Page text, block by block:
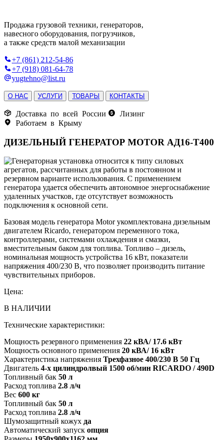
Продажа грузовой техники, генераторов,
навесного оборудования, погрузчиков,
а также средств малой механизации
+7 (861) 212-54-86
+7 (918) 081-64-78
yugtehno@list.ru
О НАС УСЛУГИ ТОВАРЫ КОНТАКТЫ
Доставка по всей России
Лизинг
Работаем в Крыму
ДИЗЕЛЬНЫЙ ГЕНЕРАТОР MOTOR АД16-Т400
Генераторная установка относится к типу силовых
агрегатов, рассчитанных для работы в постоянном и
резервном варианте использования. С применением
генератора удается обеспечить автономное энергоснабжение
удаленных участков, где отсутствует возможность
подключения к основной сети.
Базовая модель генератора Motor укомплектована дизельным
двигателем Ricardo, генератором переменного тока,
контроллерами, системами охлаждения и смазки,
вместительным баком для топлива. Топливо – дизель,
номинальная мощность устройства 16 кВт, показатели
напряжения 400/230 В, что позволяет производить питание
чувствительных приборов.
Цена:
В НАЛИЧИИ
Технические характеристики:
Мощность резервного применения 22 кВА/ 17.6 кВт
Мощность основного применения 20 кВА/ 16 кВт
Характеристика напряжения Трехфазное 400/230 В 50 Гц
Двигатель 4-х цилиндролвый 1500 об/мин RICARDO / 490D
Топливный бак 50 л
Расход топлива 2.8 л/ч
Вес 600 кг
Топливный бак 50 л
Расход топлива 2.8 л/ч
Шумозащитный кожух да
Автоматический запуск опция